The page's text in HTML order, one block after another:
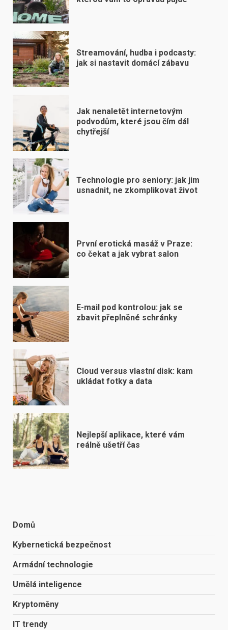
Streamování, hudba i podcasty:
jak si nastavit domácí zábavu
Jak nenaletět internetovým
podvodům, které jsou čím dál
chytřejší
Technologie pro seniory: jak jim
usnadnit, ne zkomplikovat život
První erotická masáž v Praze:
co čekat a jak vybrat salon
E-mail pod kontrolou: jak se
zbavit přeplněné schránky
Cloud versus vlastní disk: kam
ukládat fotky a data
Nejlepší aplikace, které vám
reálně ušetří čas
Domů
Kybernetická bezpečnost
Armádní technologie
Umělá inteligence
Kryptoměny
IT trendy